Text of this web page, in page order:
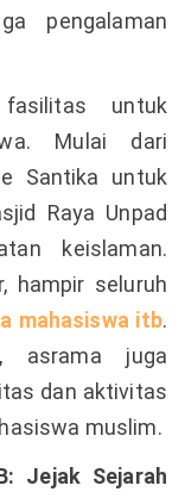
pengalaman
untuk
Mulai dari
Santika untuk
Raya Unpad
keislaman.
hampir seluruh
mahasiswa itb.
asrama juga
dan aktivitas
muslim.
Jejak Sejarah